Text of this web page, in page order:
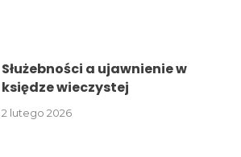
Służebności a ujawnienie w
księdze wieczystej
2 lutego 2026